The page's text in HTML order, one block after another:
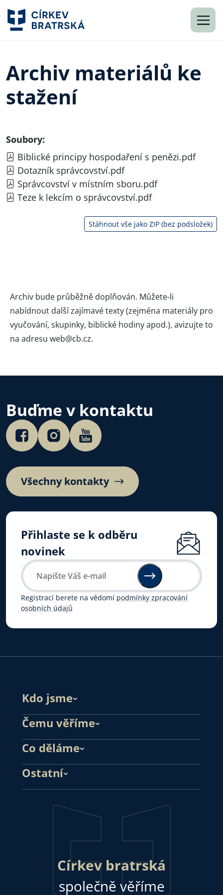
Archiv materiálů ke
stažení
Soubory:
Biblické principy hospodaření s penězi.pdf
Dotazník správcovství.pdf
Správcovství v místním sboru.pdf
Teze k lekcím o správcovství.pdf
Stáhnout vše jako ZIP (bez podsložek)
Archiv bude průběžně doplňován. Můžete-li
nabídnout další zajímavé texty (zejména materiály pro
vyučování, skupinky, biblické hodiny apod.), avizujte to
na adresu web@cb.cz.
Buďme v kontaktu
Všechny kontakty
Přihlaste se k odběru
novinek
Registrací berete na vědomí podmínky zpracování
osobních údajů
Kdo jsme
Čemu věříme
Co děláme
Ostatní
Církev bratrská
společně věříme